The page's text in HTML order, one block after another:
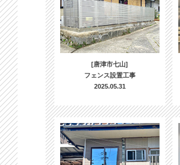
[唐津市七山]
フェンス設置工事
2025.05.31